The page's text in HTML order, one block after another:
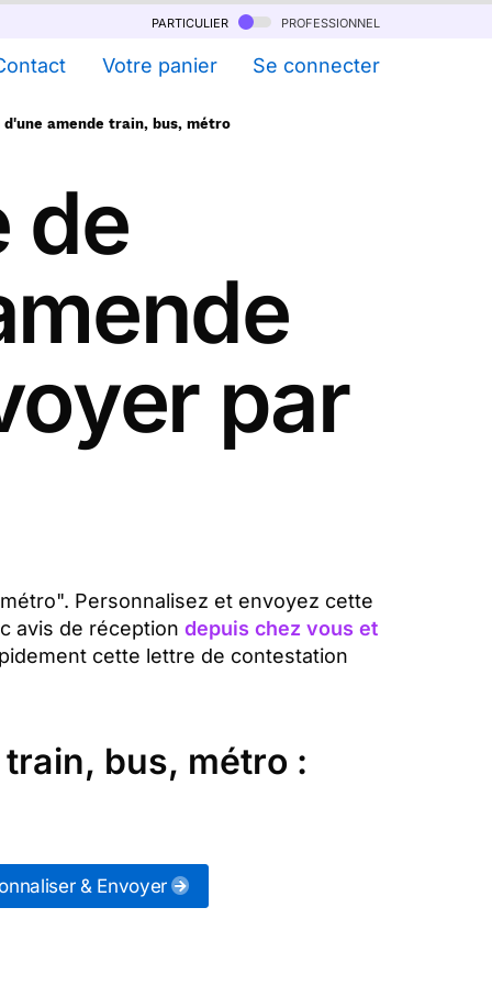
particulier professionnel
Votre panier Se connecter
amende train, bus, métro
de
par
Personnalisez et envoyez cette
avis de réception depuis chez vous et
cette lettre de contestation
bus, métro :
& Envoyer